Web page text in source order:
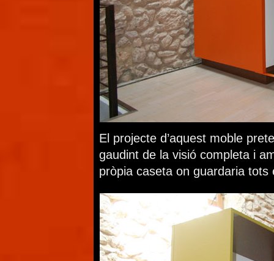
El projecte d’aquest moble
gaudint de la visió completa i
pròpia caseta on guardaria